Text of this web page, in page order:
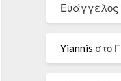
Ευάγγελος
Yiannis στο